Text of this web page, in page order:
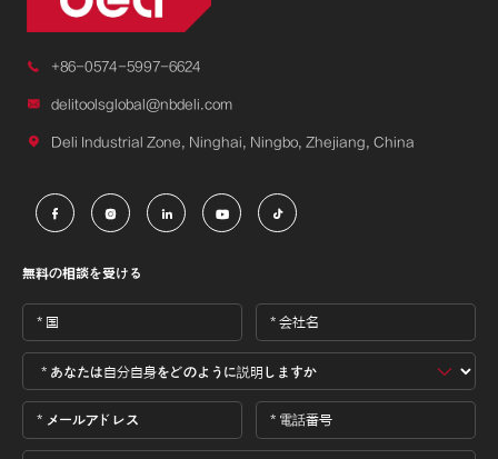
 +86-0574-5997-6624
 delitoolsglobal@nbdeli.com
 Deli Industrial Zone, Ninghai, Ningbo, Zhejiang, China
    
無料の相談を受ける